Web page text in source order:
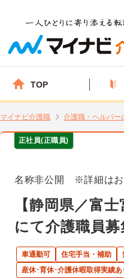
TOP
マイナビ介護職 介護職・ヘルパー
正社員(正職員)
名称非公開 ※詳細はお
【静岡県／富
にて介護職員
車通勤可 住宅手当・補助
産休･育休･介護休暇取得実績あ